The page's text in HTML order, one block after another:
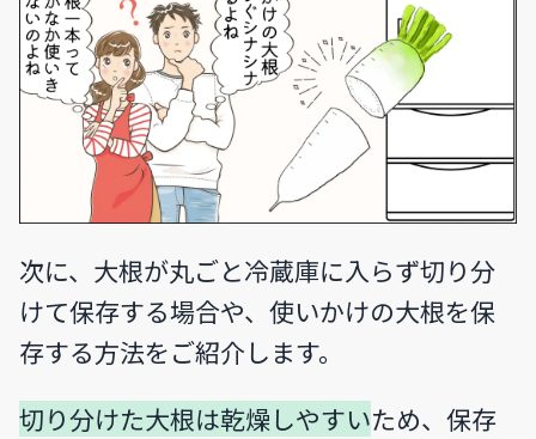
次に、大根が丸ごと冷蔵庫に入らず切り分
けて保存する場合や、使いかけの大根を保
存する方法をご紹介します。
切り分けた大根は乾燥しやすいため、保存